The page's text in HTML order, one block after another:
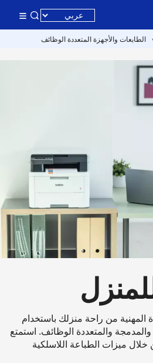
الطابعات والأجهزة المتعددة الوظائف
من راحة منزلك باستخدام
والمدمجة والمتعددة الوظائف. استمتع
ميزات الطباعة اللاسلكية